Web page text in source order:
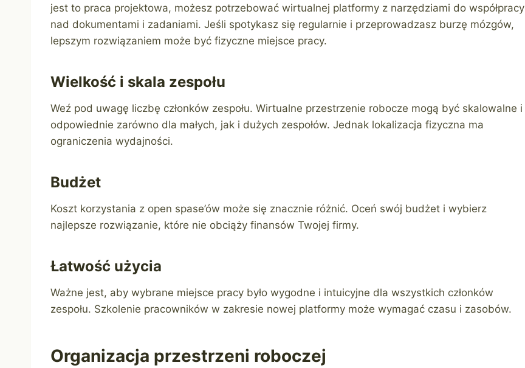
jest to praca projektowa, możesz potrzebować wirtualnej platformy z narzędziami do współpracy
nad dokumentami i zadaniami. Jeśli spotykasz się regularnie i przeprowadzasz burzę mózgów,
lepszym rozwiązaniem może być fizyczne miejsce pracy.
Wielkość i skala zespołu
Weź pod uwagę liczbę członków zespołu. Wirtualne przestrzenie robocze mogą być skalowalne i
odpowiednie zarówno dla małych, jak i dużych zespołów. Jednak lokalizacja fizyczna ma
ograniczenia wydajności.
Budżet
Koszt korzystania z open spase’ów może się znacznie różnić. Oceń swój budżet i wybierz
najlepsze rozwiązanie, które nie obciąży finansów Twojej firmy.
Łatwość użycia
Ważne jest, aby wybrane miejsce pracy było wygodne i intuicyjne dla wszystkich członków
zespołu. Szkolenie pracowników w zakresie nowej platformy może wymagać czasu i zasobów.
Organizacja przestrzeni roboczej